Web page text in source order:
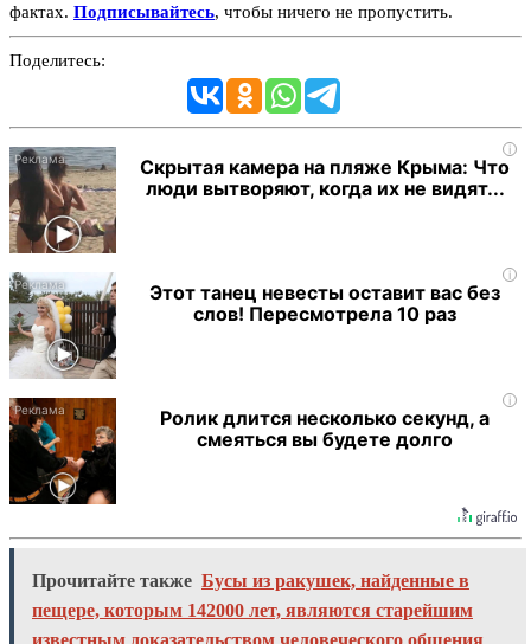
фактах. Подписывайтесь, чтобы ничего не пропустить.
Поделитесь:
i
Скрытая камера на пляже Крыма: Что
люди вытворяют, когда их не видят...
i
Этот танец невесты оставит вас без
слов! Пересмотрела 10 раз
i
Ролик длится несколько секунд, а
смеяться вы будете долго
Прочитайте также Бусы из ракушек, найденные в
пещере, которым 142000 лет, являются старейшим